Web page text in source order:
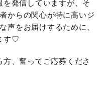
発信していますが、そ
からの関心が特に高いジ
声をお届けするために、
す♡
、奮ってご応募くださ